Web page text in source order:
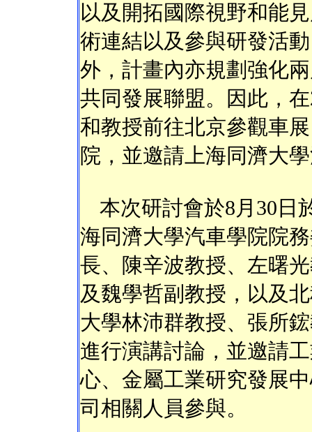
以及開拓國際視野和能
術連結以及參與研發活
外，計畫內亦規劃強化
共同發展聯盟。因此，
和教授前往北京參觀車
院，並邀請上海同濟大
本次研討會於8月30日
海同濟大學汽車學院院
長、陳辛波教授、左曙
及魏學哲副教授，以及
大學林沛群教授、張所
進行演講討論，並邀請
心、金屬工業研究發展
司相關人員參與。